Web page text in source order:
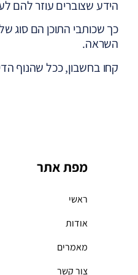
הידע שצוברים עוזר להם
כך שכותבי התוכן הם סוג
השראה.
קחו בחשבון, ככל שהנוף
מפת אתר
ראשי
אודות
מאמרים
צור קשר